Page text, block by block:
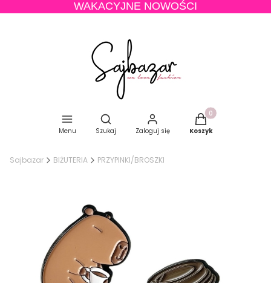
WAKACYJNE NOWOŚCI
Menu
Otwórz wyszukiwarkę
Szukaj Zaloguj się
Produkty w
Koszyk
Sajbazar BIŻUTERIA PRZYPINKI/BROSZKI